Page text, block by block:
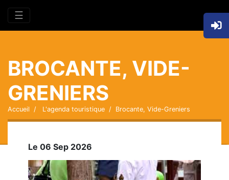
☰
BROCANTE, VIDE-
GRENIERS
Accueil L'agenda touristique Brocante, Vide-Greniers
Le 06 Sep 2026